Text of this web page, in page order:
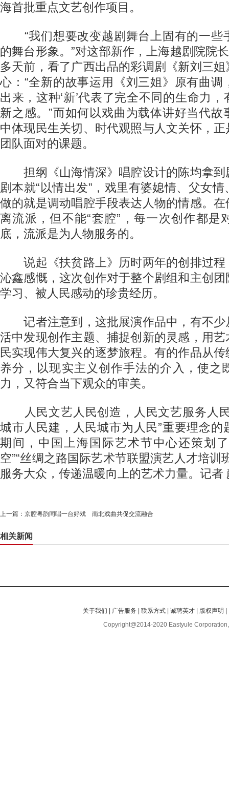
海首批重点文艺创作项目。
“我们想要改变越剧舞台上固有的一些
的舞台形象。”对这部新作，上海越剧院院
多天前，看了广西出品的彩调剧《新刘三
心：“全新的故事运用《刘三姐》原有曲调
出来，这种‘新’代表了完全不同的生命力
新之感。”而如何以戏曲为载体讲好当代故
中体现民生关切、时代观照与人文关怀，
团队面对的课题。
担纲《山海情深》唱腔设计的陈均拿到
剧本就“以情出发”，戏里有婆媳情、父女
做的就是调动唱腔手段表达人物的情感。
离流派，但不能“套腔”，每一次创作都是
底，流派是为人物服务的。
说起《扶贫路上》历时两年的创排过程
沁鑫感慨，这次创作对于整个剧组和主创
学习、被人民感动的珍贵经历。
记者注意到，这批展演作品中，有不少
活中发现创作主题、捕捉创新的灵感，用
民实现伟大复兴的逐梦旅程。有的作品从
养分，以现实主义创作手法的介入，使之
力，又符合当下观众的审美。
人民文艺人民创造，人民文艺服务人
城市人民建，人民城市为人民”重要理念的
期间，中国上海国际艺术节中心还策划
空”“丝绸之路国际艺术节联盟演艺人才培训
服务大众，传递温暖向上的艺术力量。记者
上一篇： 京腔粤韵同唱一台好戏 南北戏曲共促交流融合
相关新闻
关于我们 广告服务 |联系方式 |诚聘英才 版权声明
Copyright@2014-2020 Eastyule